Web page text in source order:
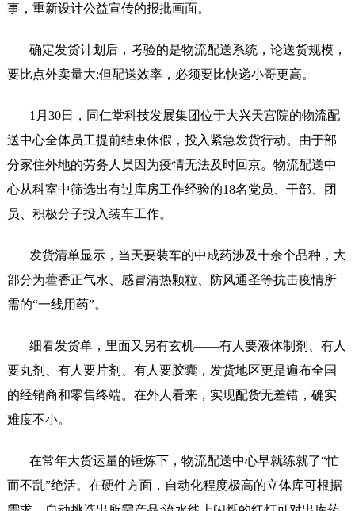
事，重新设计公益宣传的报批画面。
确定发货计划后，考验的是物流配送系统，论送货规模，
要比点外卖量大;但配送效率，必须要比快递小哥更高。
1月30日，同仁堂科技发展集团位于大兴天宫院的物流配
送中心全体员工提前结束休假，投入紧急发货行动。由于部
分家住外地的劳务人员因为疫情无法及时回京。物流配送中
心从科室中筛选出有过库房工作经验的18名党员、干部、团
员、积极分子投入装车工作。
发货清单显示，当天要装车的中成药涉及十余个品种，大
部分为藿香正气水、感冒清热颗粒、防风通圣等抗击疫情所
需的“一线用药”。
细看发货单，里面又另有玄机——有人要液体制剂、有人
要丸剂、有人要片剂、有人要胶囊，发货地区更是遍布全国
的经销商和零售终端。在外人看来，实现配货无差错，确实
难度不小。
在常年大货运量的锤炼下，物流配送中心早就练就了“忙
而不乱”绝活。在硬件方面，自动化程度极高的立体库可根据